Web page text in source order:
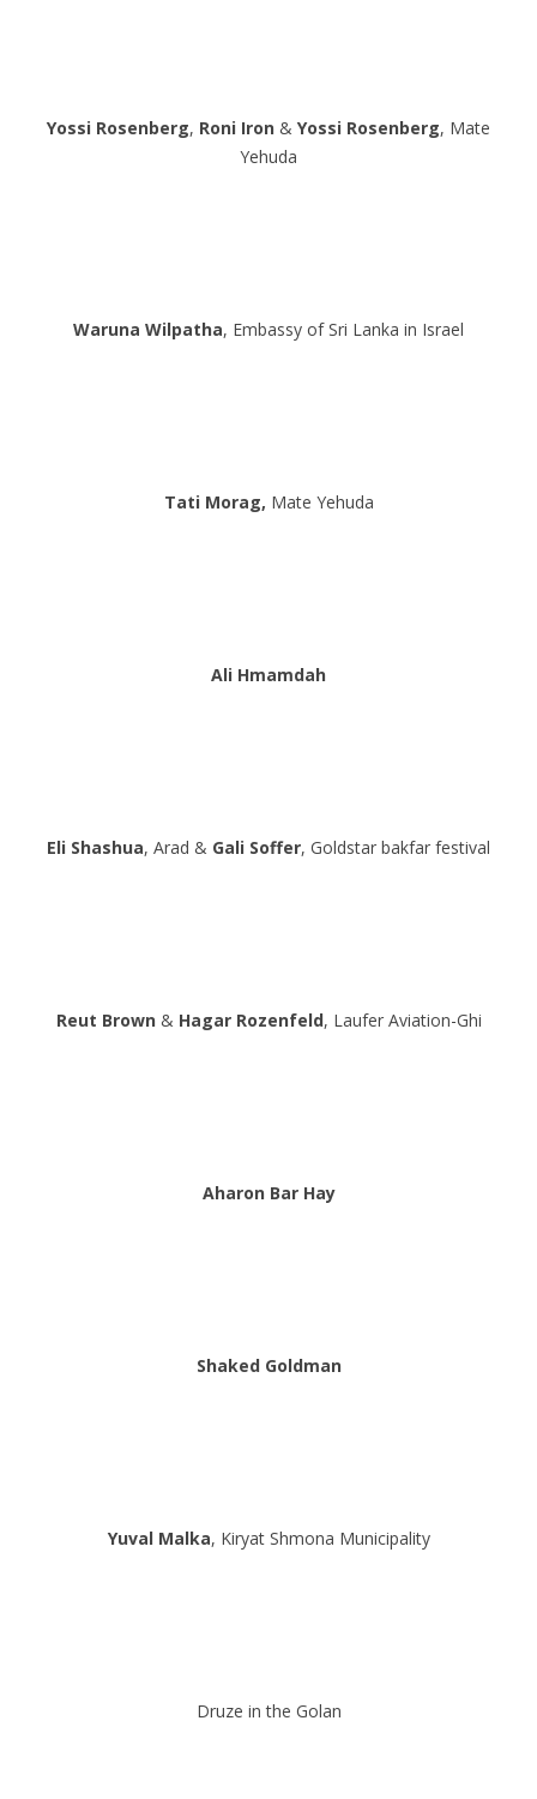
Yossi Rosenberg, Roni Iron & Yossi Rosenberg, Mate
Yehuda
Waruna Wilpatha, Embassy of Sri Lanka in Israel
Tati Morag, Mate Yehuda
Ali Hmamdah
Eli Shashua, Arad & Gali Soffer, Goldstar bakfar festival
Reut Brown& Hagar Rozenfeld, Laufer Aviation-Ghi
Aharon Bar Hay
Shaked Goldman
Yuval Malka, Kiryat Shmona Municipality
Druze in the Golan